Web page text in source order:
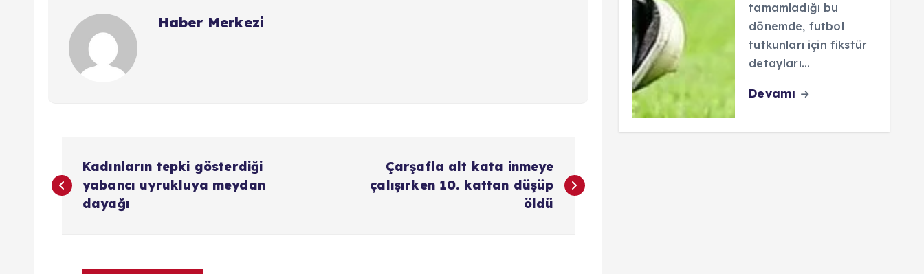
Haber Merkezi
a
Kadınların tepki gösterdiği
yabancı uyrukluya meydan
dayağı
Çarşafla alt kata inmeye
çalışırken 10. kattan düşüp
öldü
tamamladığı bu
dönemde, futbol
tutkunları için fikstür
detayları…
Devamı